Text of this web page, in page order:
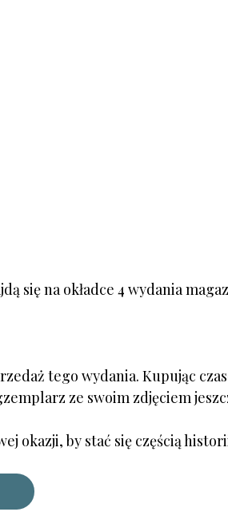
się na okładce 4 wydania
tego wydania. Kupując
ze swoim zdjęciem
okazji, by stać się częścią